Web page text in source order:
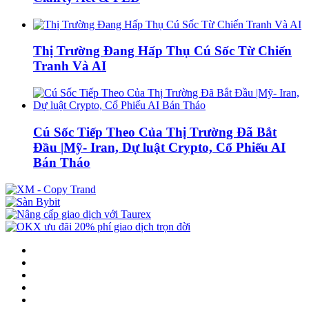
Thị Trường Đang Hấp Thụ Cú Sốc Từ Chiến
Tranh Và AI
Cú Sốc Tiếp Theo Của Thị Trường Đã Bắt
Đầu |Mỹ- Iran, Dự luật Crypto, Cổ Phiếu AI
Bán Tháo